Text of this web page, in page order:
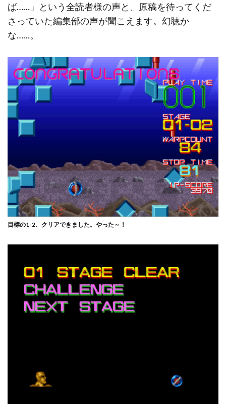
ば……」という全読者様の声と、原稿を待ってくだ
さっていた編集部の声が聞こえます。幻聴か
な……。
目標の1-2、クリアできました。やった～！